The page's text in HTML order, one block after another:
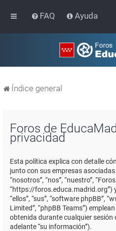
FAQ Ayuda
Índice general
Foros de
privacidad
Esta política explica con detalle
junto con sus empresas
“nosotros”, “nos”, “nuestro”,
“https://foros.educa.madrid.org”)
“ellos”, “sus”, “software phpBB”,
Limited”, “phpBB Teams”)
obtenida durante cualquier sesión
adelante “su información”).